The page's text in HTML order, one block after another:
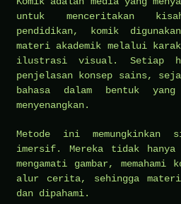
untuk menceritakan
pendidikan, komik
materi akademik melalui
ilustrasi visual. Setiap
penjelasan konsep sains,
bahasa dalam bentuk
menyenangkan.
Metode ini memungkinkan
imersif. Mereka tidak hanya
mengamati gambar,
alur cerita, sehingga
dan dipahami.